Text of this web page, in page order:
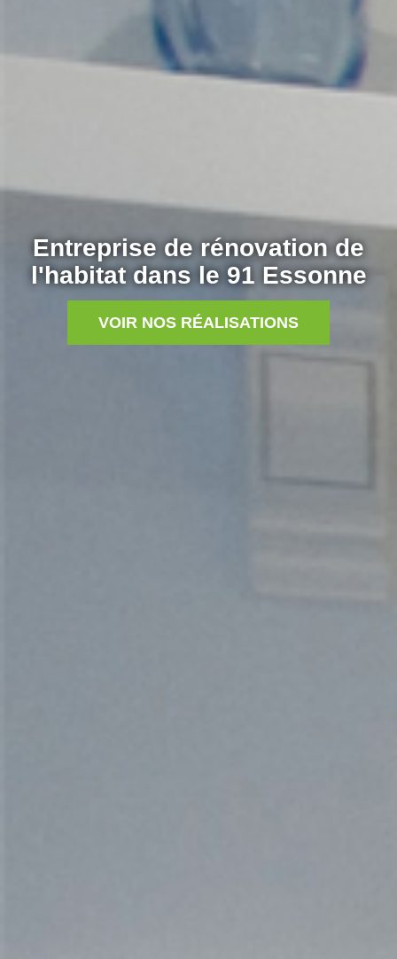
Entreprise de rénovation de
l'habitat dans le 91 Essonne
VOIR NOS RÉALISATIONS